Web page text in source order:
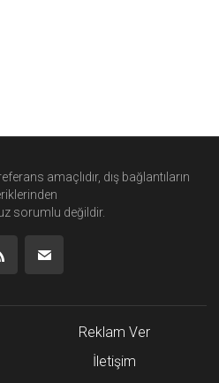
amaçlıdır, dış bağlantıların
sorumlu değildir.
Reklam Ver
İletişim